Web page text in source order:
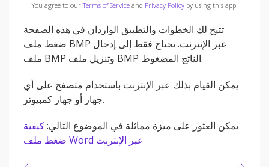
You agree to ourTerms of Serviceand Privacy Policyby using this app.
تتيح لك الخطوات والتطبيق الواردان في هذه الصفحة
ضغط ملف BMP عبر الإنترنت. تحتاج فقط إلى إدخال
ملف BMP وتنزيل ملف BMP الناتج المضغوط.
يمكن القيام بذلك عبر الإنترنت باستخدام متصفح على أي
جهاز أو جهاز كمبيوتر.
يمكن العثور على ميزة مماثلة في الموضوع التالي:كيفية
ضغط ملف Word عبر الإنترنت